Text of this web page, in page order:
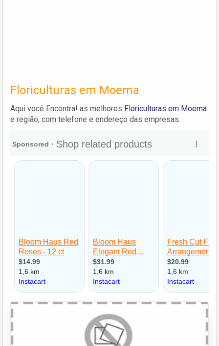
Floriculturas em Moema
Aqui você Encontra! as melhores Floriculturas em Moema
e região, com telefone e endereço das empresas.